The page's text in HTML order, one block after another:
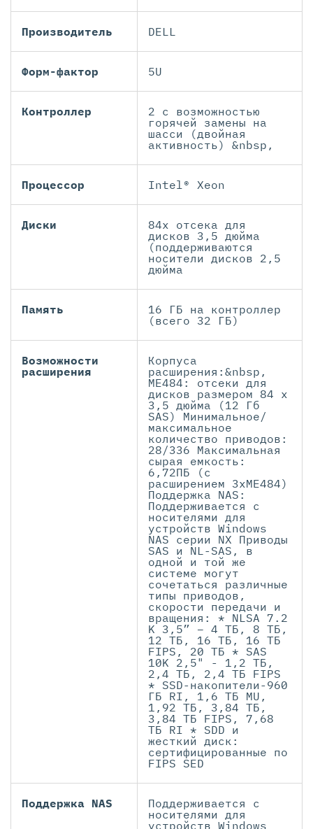
Производитель DELL
Форм-фактор 5U
Контроллер
2 с возможностью
горячей замены на
шасси (двойная
активность) &nbsp,
Процессор Intel® Xeon
Диски
84x отсека для
дисков 3,5 дюйма
(поддерживаются
носители дисков 2,5
дюйма
Память
16 ГБ на контроллер
(всего 32 ГБ)
Возможности
расширения
Корпуса
расширения:&nbsp,
ME484: отсеки для
дисков размером 84 x
3,5 дюйма (12 Гб
SAS) Минимальное/
максимальное
количество приводов:
28/336 Максимальная
сырая емкость:
6,72ПБ (с
расширением 3xME484)
Поддержка NAS:
Поддерживается с
носителями для
устройств Windows
NAS серии NX Приводы
SAS и NL-SAS, в
одной и той же
системе могут
сочетаться различные
типы приводов,
скорости передачи и
вращения: * NLSA 7.2
K 3,5” – 4 ТБ, 8 ТБ,
12 ТБ, 16 ТБ, 16 ТБ
FIPS, 20 ТБ * SAS
10K 2,5" - 1,2 ТБ,
2,4 ТБ, 2,4 ТБ FIPS
* SSD-накопители-960
ГБ RI, 1,6 ТБ MU,
1,92 ТБ, 3,84 ТБ,
3,84 ТБ FIPS, 7,68
ТБ RI * SDD и
жесткий диск:
сертифицированные по
FIPS SED
Поддержка NAS
Поддерживается с
носителями для
устройств Windows